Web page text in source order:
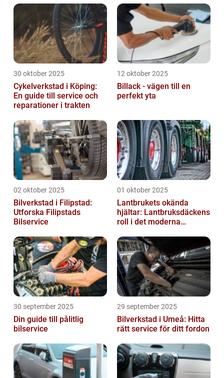
30 oktober 2025
Cykelverkstad i Köping:
En guide till service och
reparationer i trakten
12 oktober 2025
Billack - vägen till en
perfekt yta
02 oktober 2025
Bilverkstad i Filipstad:
Utforska Filipstads
Bilservice
01 oktober 2025
Lantbrukets okända
hjältar: Lantbruksdäckens
roll i det moderna
30 september 2025
Din guide till pålitlig
bilservice
29 september 2025
Bilverkstad i Umeå: Hitta
rätt service för ditt fordon